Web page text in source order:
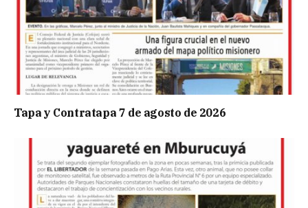
Tapa y Contratapa 7 de agosto de 2026